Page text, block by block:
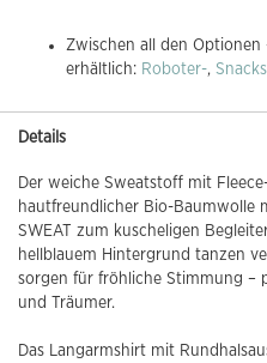
Zwischen all den
erhältlich: Roboter-,
Details
Der weiche Sweatstoff mit
hautfreundlicher Bio-Baumwolle
SWEAT zum kuscheligen
hellblauem Hintergrund tanzen
sorgen für fröhliche Stimmung –
und Träumer.
Das Langarmshirt mit